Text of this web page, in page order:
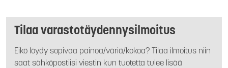
Tilaa varastotäydennysilmoitus
Eikö löydy sopivaa painoa/väriä/kokoa? Tilaa ilmoitus niin
saat sähköpostiisi viestin kun tuotetta tulee lisää